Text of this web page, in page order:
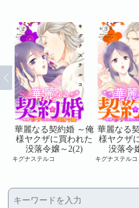
華麗なる契約婚 ～俺
様ヤクザに買われた
没落令嬢～2(2)
キグナステルコ
華麗なる
様ヤクザ
没落令
キグナステルコ